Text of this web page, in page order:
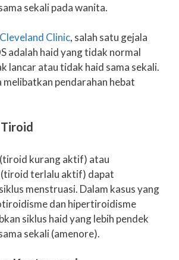
sekali pada wanita.
Cleveland Clinic, salah satu gejala
adalah haid yang tidak normal
lancar atau tidak haid sama sekali.
melibatkan pendarahan hebat
Tiroid
kurang aktif) atau
terlalu aktif) dapat
menstruasi. Dalam kasus yang
dan hipertiroidisme
siklus haid yang lebih pendek
sekali (amenore).